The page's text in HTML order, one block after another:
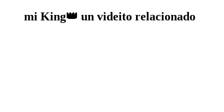
mi King👑 un videito relacionado